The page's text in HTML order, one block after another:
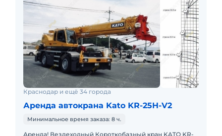
Краснодар и ещё 34 города
Аренда автокрана Kato KR-25H-V2
Минимальное время заказа: 8 ч.
Аренда! Вездеходный Короткобазный кран KATO KR-